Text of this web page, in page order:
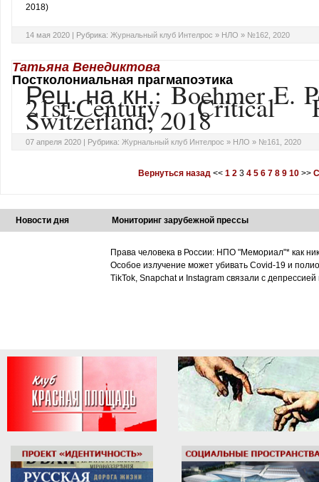
2018)
14 мая 2020 | Рубрика: Журнальный клуб Интелрос » НЛО » №162, 2020
Татьяна Венедиктова
Постколониальная прагмапоэтика
Рец. на кн.: Boehmer E.
21st-Century Critical
Switzerland, 2018
07 апреля 2020 | Рубрика: Журнальный клуб Интелрос » НЛО » №161, 2020
Вернуться назад<< 1 2 3 4 5 6 7 8 9 10>>
Новости дня Мониторинг зарубежной прессы
Права человека в России: НПО "Мемориал"* как
Особое излучение может убивать Covid-19 и
TikTok, Snapchat и Instagram связали с